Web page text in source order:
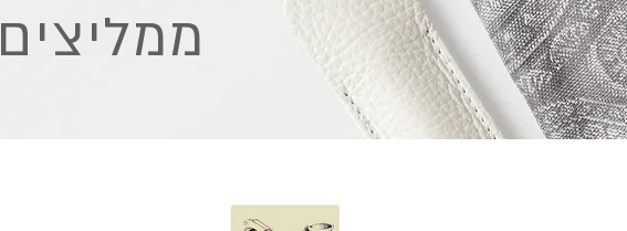
ממליצים